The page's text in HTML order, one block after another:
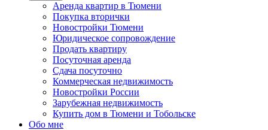
Аренда квартир в Тюмени
Покупка вторички
Новостройки Тюмени
Юридическое сопровождение
Продать квартиру
Посуточная аренда
Сдача посуточно
Коммерческая недвижимость
Новостройки России
Зарубежная недвижимость
Купить дом в Тюмени и Тобольске
Обо мне